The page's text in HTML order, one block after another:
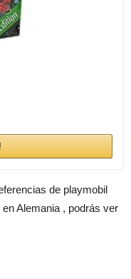
de playmobil
Alemania , podrás ver